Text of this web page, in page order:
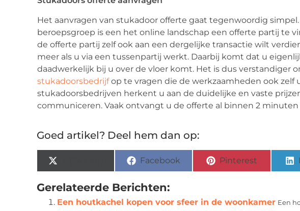
Het aanvragen van stukadoor offerte gaat tegenwoordig
beroepsgroep is een het online landschap een offerte partij te
de offerte partij zelf ook aan een dergelijke transactie wilt
meer als u via een tussenpartij werkt. Daarbij komt dat u
daadwerkelijk bij u over de vloer komt. Het is dus verstandiger
stukadoorsbedrijfop te vragen die de werkzaamheden ook zelf
stukadoorsbedrijven herkent u aan de duidelijke en vaste
communiceren. Vaak ontvangt u de offerte al binnen 2
Goed artikel? Deel hem dan op:
Facebook Pinterest
Gerelateerde Berichten:
Een houtkachel kopen voor sfeer in de woonkamer Een